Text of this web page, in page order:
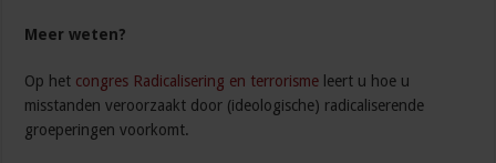
Meer weten?
Op het congres Radicalisering en terrorisme leert u hoe u
misstanden veroorzaakt door (ideologische) radicaliserende
groeperingen voorkomt.